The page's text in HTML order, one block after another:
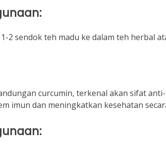
2 sendok teh madu ke dalam teh herbal
curcumin, terkenal akan sifat
imun dan meningkatkan kesehatan